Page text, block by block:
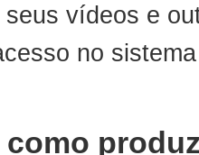
vídeos e
no
como